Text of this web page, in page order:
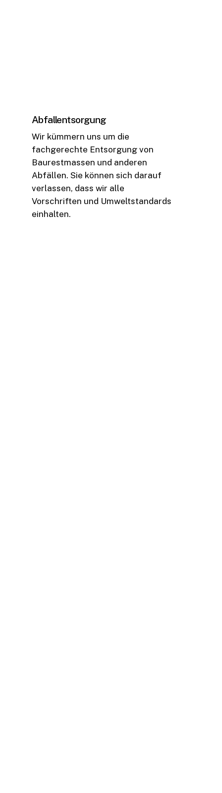
Abfallentsorgung
Wir kümmern uns um die
fachgerechte Entsorgung von
Baurestmassen und anderen
Abfällen. Sie können sich darauf
verlassen, dass wir alle
Vorschriften und Umweltstandards
einhalten.